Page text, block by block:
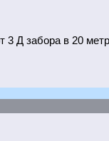
3 Д забора в 20